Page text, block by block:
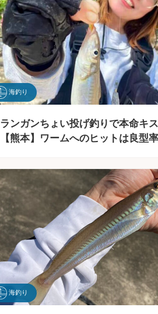
海釣り
ランガンちょい投げ釣りで本命キ
【熊本】ワームへのヒットは良型
海釣り